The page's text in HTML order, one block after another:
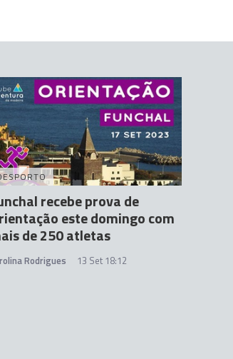
recebe prova de
este domingo com
de 250 atletas
Rodrigues 13 Set 18:12